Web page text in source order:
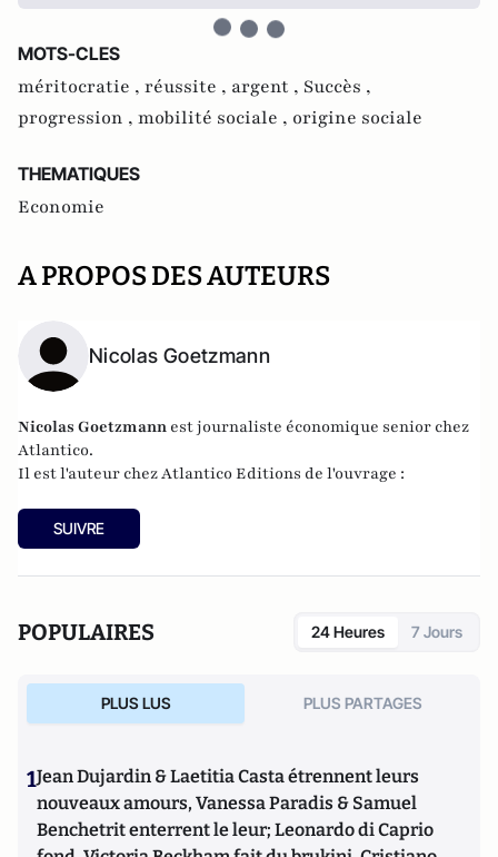
MOTS-CLES
méritocratie , réussite , argent , Succès ,
progression , mobilité sociale , origine sociale
THEMATIQUES
Economie
A PROPOS DES AUTEURS
Nicolas Goetzmann
Nicolas Goetzmann est journaliste économique senior chez
Atlantico.
Il est l'auteur chezAtlantico Editions de l'ouvrage :
SUIVRE
POPULAIRES 24 Heures 7 Jours
PLUS LUS PLUS PARTAGES
1Jean Dujardin & Laetitia Casta étrennent leurs
nouveaux amours, Vanessa Paradis & Samuel
Benchetrit enterrent le leur; Leonardo di Caprio